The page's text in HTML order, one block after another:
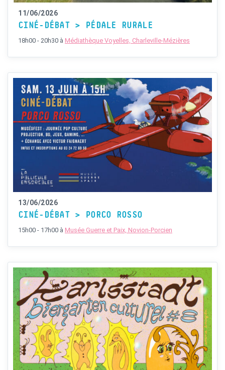
11/06/2026
CINÉ-DÉBAT > PÉDALE RURALE
18h00 - 20h30 à Médiathèque Voyelles, Charleville-Mézières
13/06/2026
CINÉ-DÉBAT > PORCO ROSSO
15h00 - 17h00 à Musée Guerre et Paix, Novion-Porcien